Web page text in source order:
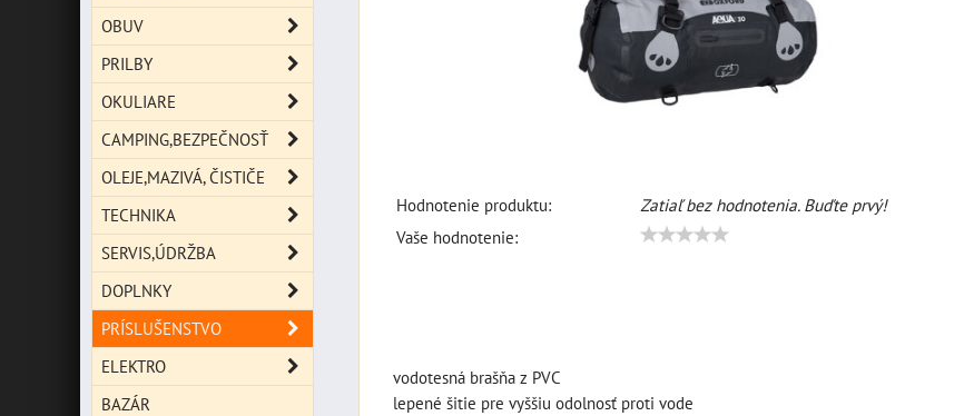
Hodnotenie produktu:
Zatiaľ bez hodnotenia. Buďte prvý!
Vaše hodnotenie:
vodotesná brašňa z PVC
lepené šitie pre vyššiu odolnosť proti vode
OBUV
PRILBY
OKULIARE
CAMPING,BEZPEČNOSŤ
OLEJE,MAZIVÁ, ČISTIČE
TECHNIKA
SERVIS,ÚDRŽBA
DOPLNKY
PRÍSLUŠENSTVO
ELEKTRO
BAZÁR